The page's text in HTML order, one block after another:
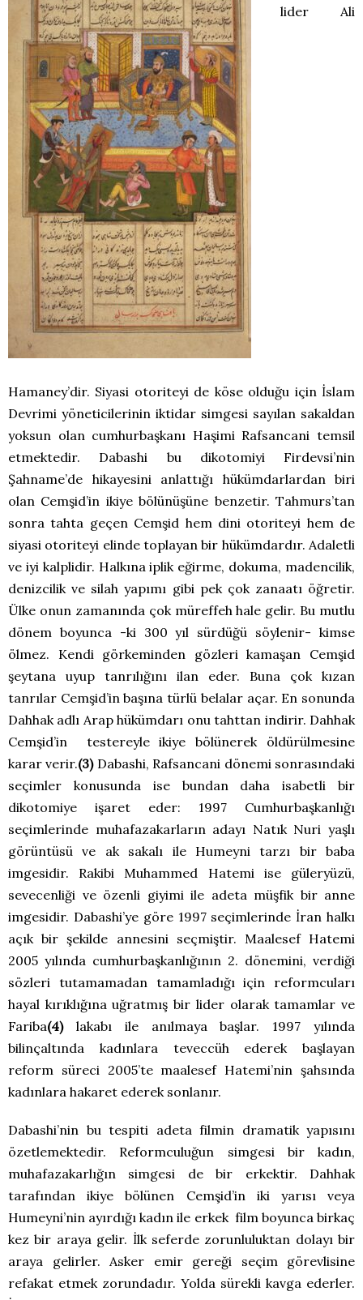
lider Ali
Hamaney’dir. Siyasi otoriteyi de köse olduğu için İslam
Devrimi yöneticilerinin iktidar simgesi sayılan sakaldan
yoksun olan cumhurbaşkanı Haşimi Rafsancani temsil
etmektedir. Dabashi bu dikotomiyi Firdevsi’nin
Şahname’de hikayesini anlattığı hükümdarlardan biri
olan Cemşid’in ikiye bölünüşüne benzetir. Tahmurs’tan
sonra tahta geçen Cemşid hem dini otoriteyi hem de
siyasi otoriteyi elinde toplayan bir hükümdardır. Adaletli
ve iyi kalplidir. Halkına iplik eğirme, dokuma, madencilik,
denizcilik ve silah yapımı gibi pek çok zanaatı öğretir.
Ülke onun zamanında çok müreffeh hale gelir. Bu mutlu
dönem boyunca -ki 300 yıl sürdüğü söylenir- kimse
ölmez. Kendi görkeminden gözleri kamaşan Cemşid
şeytana uyup tanrılığını ilan eder. Buna çok kızan
tanrılar Cemşid’in başına türlü belalar açar. En sonunda
Dahhak adlı Arap hükümdarı onu tahttan indirir. Dahhak
Cemşid’in testereyle ikiye bölünerek öldürülmesine
karar verir.(3)Dabashi, Rafsancani dönemi sonrasındaki
seçimler konusunda ise bundan daha isabetli bir
dikotomiye işaret eder: 1997 Cumhurbaşkanlığı
seçimlerinde muhafazakarların adayı Natık Nuri yaşlı
görüntüsü ve ak sakalı ile Humeyni tarzı bir baba
imgesidir. Rakibi Muhammed Hatemi ise güleryüzü,
sevecenliği ve özenli giyimi ile adeta müşfik bir anne
imgesidir. Dabashi’ye göre 1997 seçimlerinde İran halkı
açık bir şekilde annesini seçmiştir. Maalesef Hatemi
2005 yılında cumhurbaşkanlığının 2. dönemini, verdiği
sözleri tutamamadan tamamladığı için reformcuları
hayal kırıklığına uğratmış bir lider olarak tamamlar ve
Fariba(4)lakabı ile anılmaya başlar. 1997 yılında
bilinçaltında kadınlara teveccüh ederek başlayan
reform süreci 2005’te maalesef Hatemi’nin şahsında
kadınlara hakaret ederek sonlanır.
Dabashi’nin bu tespiti adeta filmin dramatik yapısını
özetlemektedir. Reformculuğun simgesi bir kadın,
muhafazakarlığın simgesi de bir erkektir. Dahhak
tarafından ikiye bölünen Cemşid’in iki yarısı veya
Humeyni’nin ayırdığı kadın ile erkek film boyunca birkaç
kez bir araya gelir. İlk seferde zorunluluktan dolayı bir
araya gelirler. Asker emir gereği seçim görevlisine
refakat etmek zorundadır. Yolda sürekli kavga ederler.